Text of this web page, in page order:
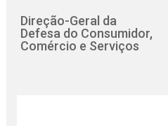
Direção-Geral da
Defesa do Consumidor,
Comércio e Serviços